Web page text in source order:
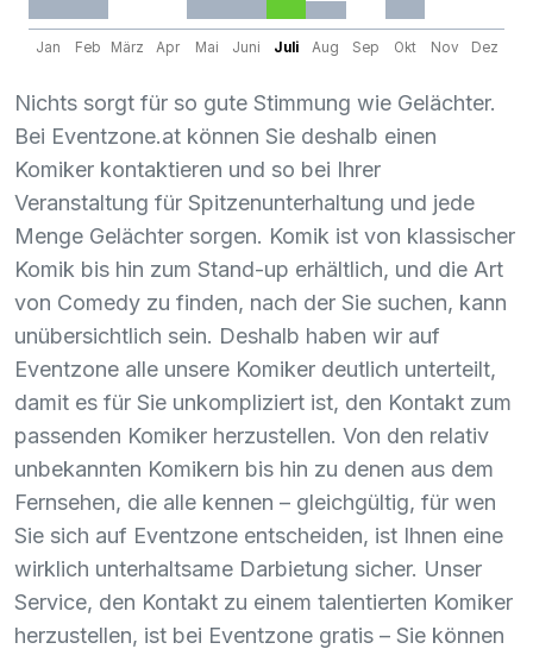
Jan Feb März Apr Mai Juni Juli Aug Sep Okt Nov Dez
Nichts sorgt für so gute Stimmung wie Gelächter.
Bei Eventzone.at können Sie deshalb einen
Komiker kontaktieren und so bei Ihrer
Veranstaltung für Spitzenunterhaltung und jede
Menge Gelächter sorgen. Komik ist von klassischer
Komik bis hin zum Stand-up erhältlich, und die Art
von Comedy zu finden, nach der Sie suchen, kann
unübersichtlich sein. Deshalb haben wir auf
Eventzone alle unsere Komiker deutlich unterteilt,
damit es für Sie unkompliziert ist, den Kontakt zum
passenden Komiker herzustellen. Von den relativ
unbekannten Komikern bis hin zu denen aus dem
Fernsehen, die alle kennen – gleichgültig, für wen
Sie sich auf Eventzone entscheiden, ist Ihnen eine
wirklich unterhaltsame Darbietung sicher. Unser
Service, den Kontakt zu einem talentierten Komiker
herzustellen, ist bei Eventzone gratis – Sie können